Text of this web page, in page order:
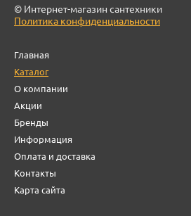
© Интернет-магазин сантехники
Политика конфиденциальности
Главная
Каталог
О компании
Акции
Бренды
Информация
Оплата и доставка
Контакты
Карта сайта